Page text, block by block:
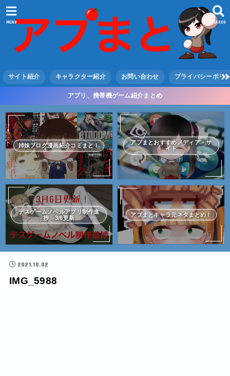
SEARCH
MENU
サイト紹介 キャラクター紹介 お問い合わせ プライバシーポリ
アプリ、携帯機ゲーム紹介まとめ
姉妹ブログ漫画紹介コミまと！
アプまとおすすめメディア・サ
イト
デスゲームノベルアプリ制作進
捗 3/6更新
アプまとキャラ元ネタまとめ！
2021.10.02
IMG_5988